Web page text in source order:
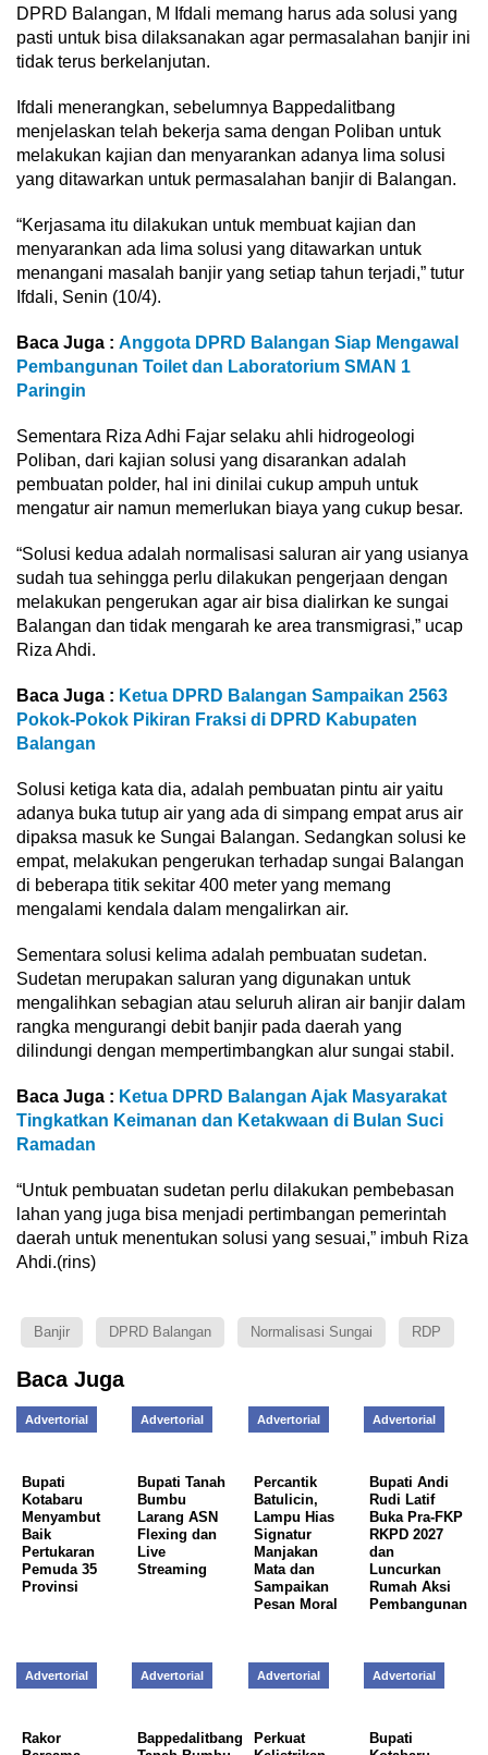
DPRD Balangan, M Ifdali memang harus ada solusi yang
pasti untuk bisa dilaksanakan agar permasalahan banjir ini
tidak terus berkelanjutan.
Ifdali menerangkan, sebelumnya Bappedalitbang
menjelaskan telah bekerja sama dengan Poliban untuk
melakukan kajian dan menyarankan adanya lima solusi
yang ditawarkan untuk permasalahan banjir di Balangan.
“Kerjasama itu dilakukan untuk membuat kajian dan
menyarankan ada lima solusi yang ditawarkan untuk
menangani masalah banjir yang setiap tahun terjadi,” tutur
Ifdali, Senin (10/4).
Baca Juga : Anggota DPRD Balangan Siap Mengawal
Pembangunan Toilet dan Laboratorium SMAN 1
Paringin
Sementara Riza Adhi Fajar selaku ahli hidrogeologi
Poliban, dari kajian solusi yang disarankan adalah
pembuatan polder, hal ini dinilai cukup ampuh untuk
mengatur air namun memerlukan biaya yang cukup besar.
“Solusi kedua adalah normalisasi saluran air yang usianya
sudah tua sehingga perlu dilakukan pengerjaan dengan
melakukan pengerukan agar air bisa dialirkan ke sungai
Balangan dan tidak mengarah ke area transmigrasi,” ucap
Riza Ahdi.
Baca Juga : Ketua DPRD Balangan Sampaikan 2563
Pokok-Pokok Pikiran Fraksi di DPRD Kabupaten
Balangan
Solusi ketiga kata dia, adalah pembuatan pintu air yaitu
adanya buka tutup air yang ada di simpang empat arus air
dipaksa masuk ke Sungai Balangan. Sedangkan solusi ke
empat, melakukan pengerukan terhadap sungai Balangan
di beberapa titik sekitar 400 meter yang memang
mengalami kendala dalam mengalirkan air.
Sementara solusi kelima adalah pembuatan sudetan.
Sudetan merupakan saluran yang digunakan untuk
mengalihkan sebagian atau seluruh aliran air banjir dalam
rangka mengurangi debit banjir pada daerah yang
dilindungi dengan mempertimbangkan alur sungai stabil.
Baca Juga : Ketua DPRD Balangan Ajak Masyarakat
Tingkatkan Keimanan dan Ketakwaan di Bulan Suci
Ramadan
“Untuk pembuatan sudetan perlu dilakukan pembebasan
lahan yang juga bisa menjadi pertimbangan pemerintah
daerah untuk menentukan solusi yang sesuai,” imbuh Riza
Ahdi.(rins)
Banjir DPRD Balangan Normalisasi Sungai RDP
Baca Juga
Advertorial
Bupati
Kotabaru
Menyambut
Baik
Pertukaran
Pemuda 35
Provinsi
Advertorial
Bupati Tanah
Bumbu
Larang ASN
Flexing dan
Live
Streaming
Advertorial
Percantik
Batulicin,
Lampu Hias
Signatur
Manjakan
Mata dan
Sampaikan
Pesan Moral
Advertorial
Bupati Andi
Rudi Latif
Buka Pra-FKP
RKPD 2027
dan
Luncurkan
Rumah Aksi
Pembangunan
Advertorial
Rakor
Advertorial
Bappedalitbang
Advertorial
Perkuat
Advertorial
Bupati